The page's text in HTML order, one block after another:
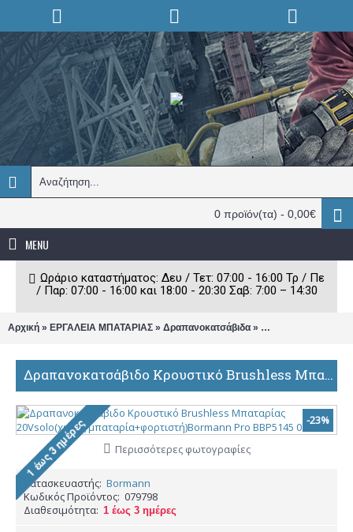
0 προϊόν(τα) - 0,00€
MENU
Ωράριο καταστήματος: Δευ / Τετ: 07:00 - 16:00 Τρ / Πε
/ Παρ: 07:00 - 16:00 και 18:00 - 20:30 Σαβ: 7:00 – 14:30
Αρχική » ΕΡΓΑΛΕΙΑ ΜΠΑΤΑΡΙΑΣ » Δραπανοκατσάβιδα » Δραπανοκατσάβιδα
Δραπανοκατσάβιδο Κρουστικό Brushless Μπαταρίας 20Vsolo(χωρίς μπαταρία+φορτιστή)Bormann Pro BBP5145 079798
-23%
Περισσότερες φωτογραφίες
Κατασκευαστής: Bormann
Κωδικός Προϊόντος: 079798
Διαθεσιμότητα: 1 έως 3 ημέρες